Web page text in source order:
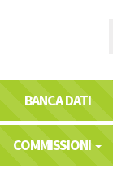
BANCA DATI
COMMISSIONI